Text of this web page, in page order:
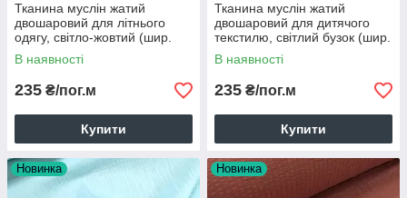
Тканина муслін жатий
двошаровий для літнього
одягу, світло-жовтий (шир.
1,35м) (MS-JAT-2-0041)
В наявності
235 ₴/пог.м
Купити
Тканина муслін жатий
двошаровий для дитячого
текстилю, світлий бузок (шир.
1,35м) (MS-JAT-2-0047)
В наявності
235 ₴/пог.м
Купити
Новинка Новинка